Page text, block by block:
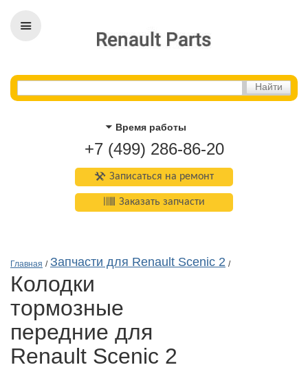
Время работы
+7 (499) 286-86-20
Записаться на ремонт
Заказать запчасти
Главная / Запчасти для Renault Scenic 2 /
колодки
тормозные
передние для
Renault Scenic 2